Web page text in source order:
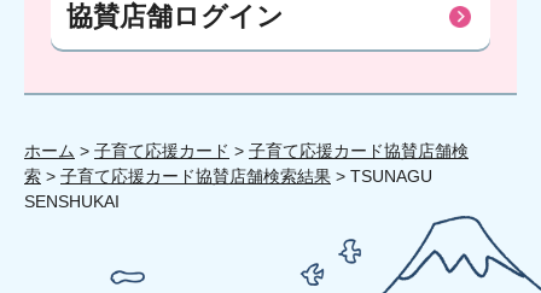
協賛店舗ログイン
ホーム > 子育て応援カード > 子育て応援カード協賛店舗検
索 > 子育て応援カード協賛店舗検索結果 > TSUNAGU
SENSHUKAI